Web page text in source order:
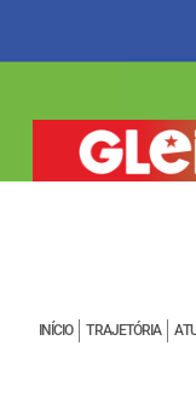
INÍCIO TRAJETÓRIA